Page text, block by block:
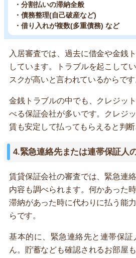
・分割払いの滞納全般
・債務整理(自己破産など)
・借り入れが複数(多重債務) など
入居審査では、過去に借金や金銭
しています。トラブルを起こして
スクが高いと言われているからです
金銭トラブルの中でも、クレジッ
べる保証会社が多いです。クレジ
賃も安定して払ってもらえると判断
4.緊急連絡先または連帯保証人
賃貸保証会社の審査では、緊急連
内容も調べられます。何かあった
滞納があった時に代わりに払う能
らです。
基本的に、緊急連絡先と連帯保
ん。貯蓄なども確認されるお部屋